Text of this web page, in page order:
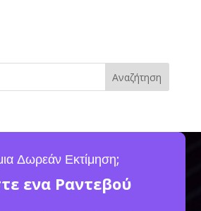
Αναζήτηση
Δωρεάν Εκτίμηση;
ενα Ραντεβού